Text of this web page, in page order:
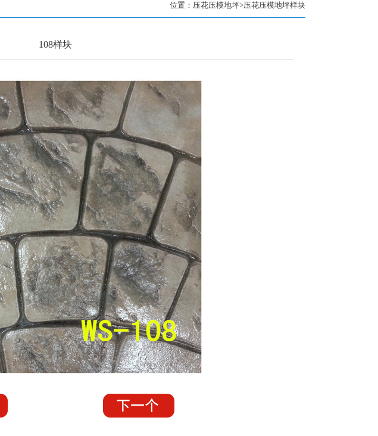
位置： 压花压模地坪>压花压模地坪样块
108样块